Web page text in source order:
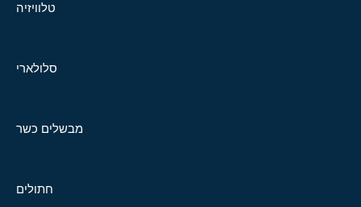
טלוויזיה
סלולארי
מבשלים כשר
חתולים